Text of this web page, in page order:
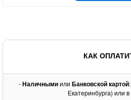
КАК
-Наличнымиили Банковской картой
Екатеринбурга) или